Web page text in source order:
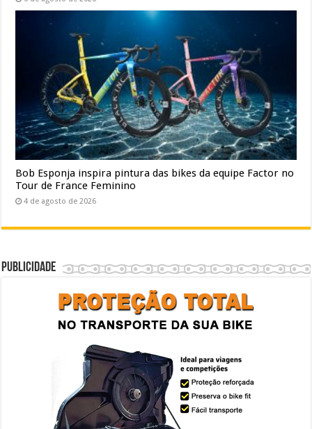
Bob Esponja inspira pintura das bikes da equipe Factor no
Tour de France Feminino
4 de agosto de 2026
Publicidade